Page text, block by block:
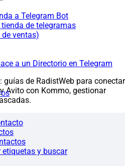
a Telegram Bot
de telegramas
ventas)
a un Directorio en Telegram
etiquetas y buscar
guías de RadistWeb para conectar
Avito con Kommo, gestionar